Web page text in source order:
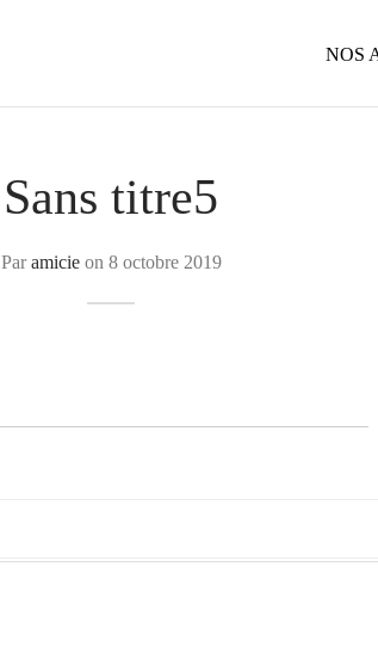
NOS
Sans titre5
Paramicieon 8 octobre 2019